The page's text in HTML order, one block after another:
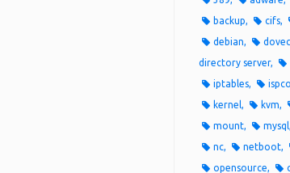
backup
cifs
debian
directory server
iptables
kernel
kvm
mount
mysql
nc
netboot
opensource